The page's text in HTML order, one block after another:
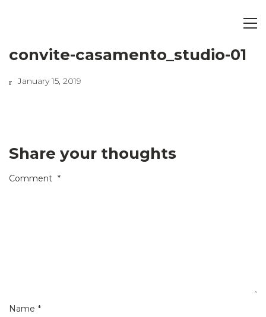
convite-casamento_studio-01
January 15, 2019
Share your thoughts
Comment *
Name *